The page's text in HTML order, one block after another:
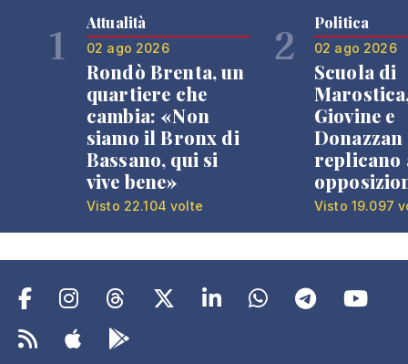
1 Attualità
02 ago 2026
Rondò Brenta, un
quartiere che
cambia: «Non
siamo il Bronx di
Bassano, qui si
vive bene»
Visto 22.104 volte
2 Politica
02 ago 2026
Scuola di
Giovine e
Donazzan
replicano
Visto 19.097